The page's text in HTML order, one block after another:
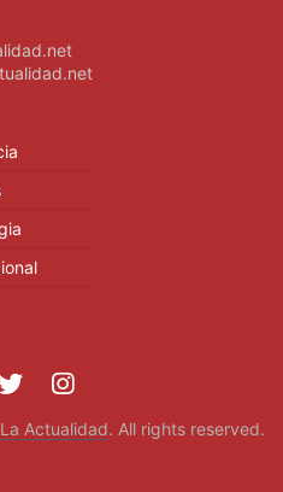
Actualidad. All rights reserved.